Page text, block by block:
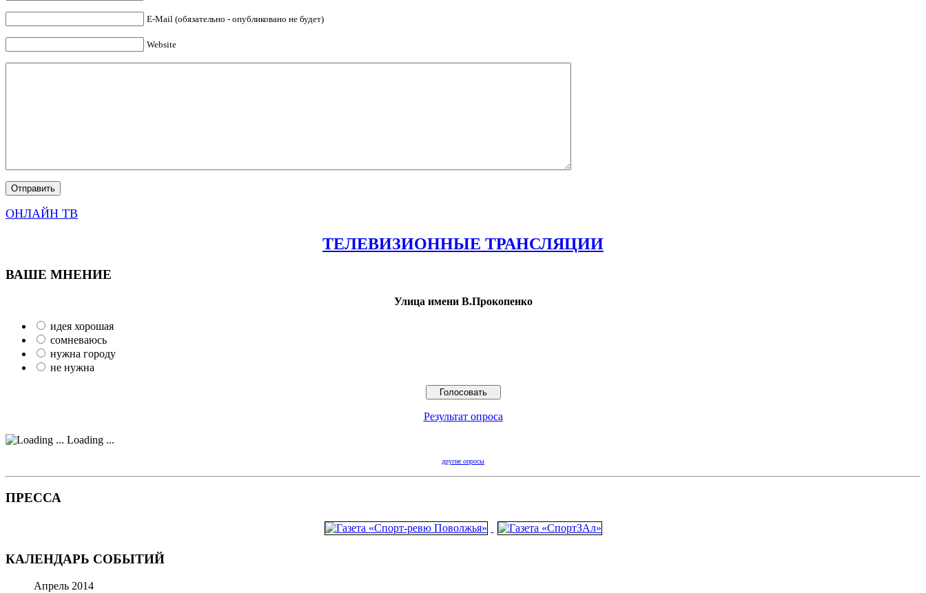
E-Mail (обязательно - опубликовано не будет)
Website
ОНЛАЙН ТВ
ТЕЛЕВИЗИОННЫЕ ТРАНСЛЯЦИИ
ВАШЕ МНЕНИЕ
Улица имени В.Прокопенко
идея хорошая
сомневаюсь
нужна городу
не нужна
Результат опроса
Loading ...
другие опросы
ПРЕССА
КАЛЕНДАРЬ СОБЫТИЙ
Апрель 2014